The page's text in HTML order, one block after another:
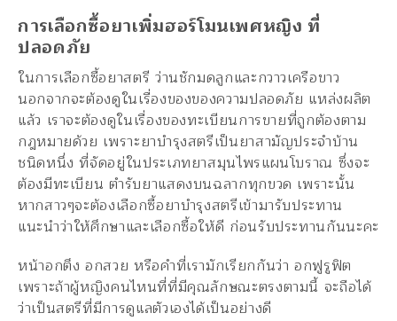
การเลือกซื้อยาเพิ่มฮอร์โมนเพศหญิง ที่
ปลอดภัย
ในการเลือกซื้อยาสตรี ว่านชักมดลูกและกวาวเครือขาว
นอกจากจะต้องดูในเรื่องของของความปลอดภัย แหล่งผลิต
แล้ว เราจะต้องดูในเรื่องของทะเบียนการขายที่ถูกต้องตาม
กฎหมายด้วย เพราะยาบำรุงสตรีเป็นยาสามัญประจำบ้าน
ชนิดหนึ่ง ที่จัดอยู่ในประเภทยาสมุนไพรแผนโบราณ ซึ่งจะ
ต้องมีทะเบียน ตำรับยาแสดงบนฉลากทุกขวด เพราะนั้น
หากสาวๆจะต้องเลือกซื้อยาบำรุงสตรีเข้ามารับประทาน
แนะนำว่าให้ศึกษาและเลือกซื้อให้ดี ก่อนรับประทานกันนะคะ
หน้าอกตึง อกสวย หรือคำที่เรามักเรียกกันว่า อกฟูรูฟิต
เพราะถ้าผู้หญิงคนไหนที่ที่มีคุณลักษณะตรงตามนี้ จะถือได้
ว่าเป็นสตรีที่มีการดูแลตัวเองได้เป็นอย่างดี